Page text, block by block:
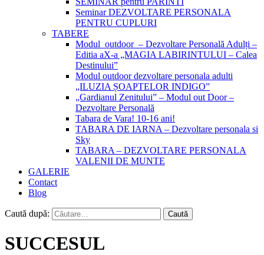
Seminar DEZVOLTARE PERSONALA
PENTRU CUPLURI
TABERE
Modul outdoor – Dezvoltare Personală Adulți –
Editia aX-a „MAGIA LABIRINTULUI – Calea
Destinului”
Modul outdoor dezvoltare personala adulti
„ILUZIA ȘOAPTELOR INDIGO”
„Gardianul Zenitului” – Modul out Door –
Dezvoltare Personală
Tabara de Vara! 10-16 ani!
TABARA DE IARNA – Dezvoltare personala si
Sky
TABARA – DEZVOLTARE PERSONALA
VALENII DE MUNTE
GALERIE
Contact
Blog
Caută după:
SUCCESUL